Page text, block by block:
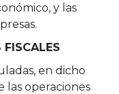
y las
FISCALES
en dicho
las operaciones